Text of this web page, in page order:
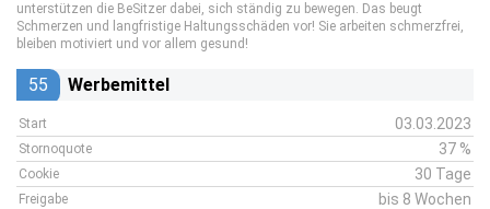
unterstützen die BeSitzer dabei, sich ständig zu bewegen. Das beugt
Schmerzen und langfristige Haltungsschäden vor! Sie arbeiten schmerzfrei,
bleiben motiviert und vor allem gesund!
55 Werbemittel
Start 03.03.2023
Stornoquote 37 %
Cookie 30 Tage
Freigabe bis 8 Wochen